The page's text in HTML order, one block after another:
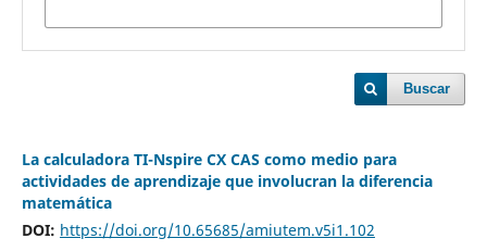
Buscar
La calculadora TI-Nspire CX CAS como medio para
actividades de aprendizaje que involucran la diferencia
matemática
DOI: https://doi.org/10.65685/amiutem.v5i1.102